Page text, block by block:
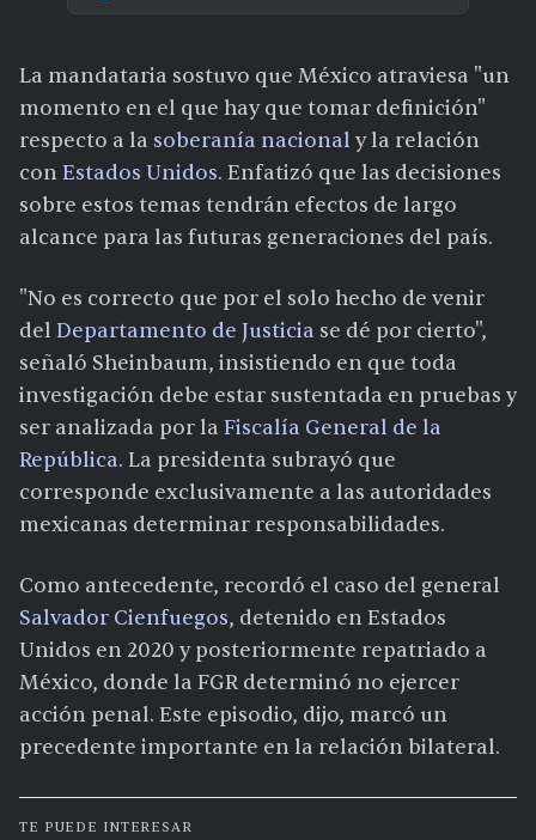
La mandataria sostuvo que México atraviesa "un
momento en el que hay que tomar definición"
respecto a la soberanía nacional y la relación
conEstados Unidos. Enfatizó que las decisiones
sobre estos temas tendrán efectos de largo
alcance para las futuras generaciones del país.
"No es correcto que por el solo hecho de venir
del Departamento de Justicia se dé por cierto",
señaló Sheinbaum, insistiendo en que toda
investigación debe estar sustentada en pruebas y
ser analizada por la Fiscalía General de la
República. La presidenta subrayó que
corresponde exclusivamente a las autoridades
mexicanas determinar responsabilidades.
Como antecedente, recordó el caso del general
Salvador Cienfuegos, detenido en Estados
Unidos en 2020 y posteriormente repatriado a
México, donde la FGR determinó no ejercer
acción penal. Este episodio, dijo, marcó un
precedente importante en la relación bilateral.
TE PUEDE INTERESAR